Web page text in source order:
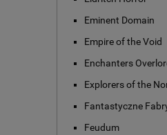
Eminent Domain
Empire of the Void
Enchanters
Explorers of the
Fantastyczne
Feudum